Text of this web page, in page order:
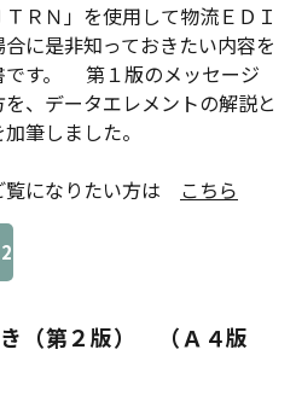
ＲＮ」を使用して物流ＥＤＩ
に是非知っておきたい内容を
です。 第１版のメッセージ
、データエレメントの解説と
筆しました。
覧になりたい方は こちら
き（第２版） （Ａ４版